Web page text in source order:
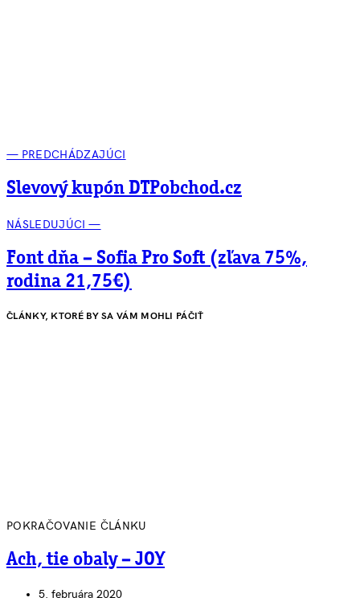
— PREDCHÁDZAJÚCI
Slevový kupón DTPobchod.cz
NÁSLEDUJÚCI —
Font dňa – Sofia Pro Soft (zľava 75%,
rodina 21,75€)
ČLÁNKY, KTORÉ BY SA VÁM MOHLI PÁČIŤ
POKRAČOVANIE ČLÁNKU
Ach, tie obaly – JOY
5. februára 2020